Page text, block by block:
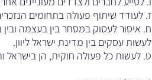
ז. לעודד שיתוף פעולה בתחומים הנזכרים
ח. איסור לעסוק במסחר בין בעצמה ובין
לעשות עסקים בין מדינת ישראל ליוון.
ט. לעשות כל פעולה חוקית, הן בישראל